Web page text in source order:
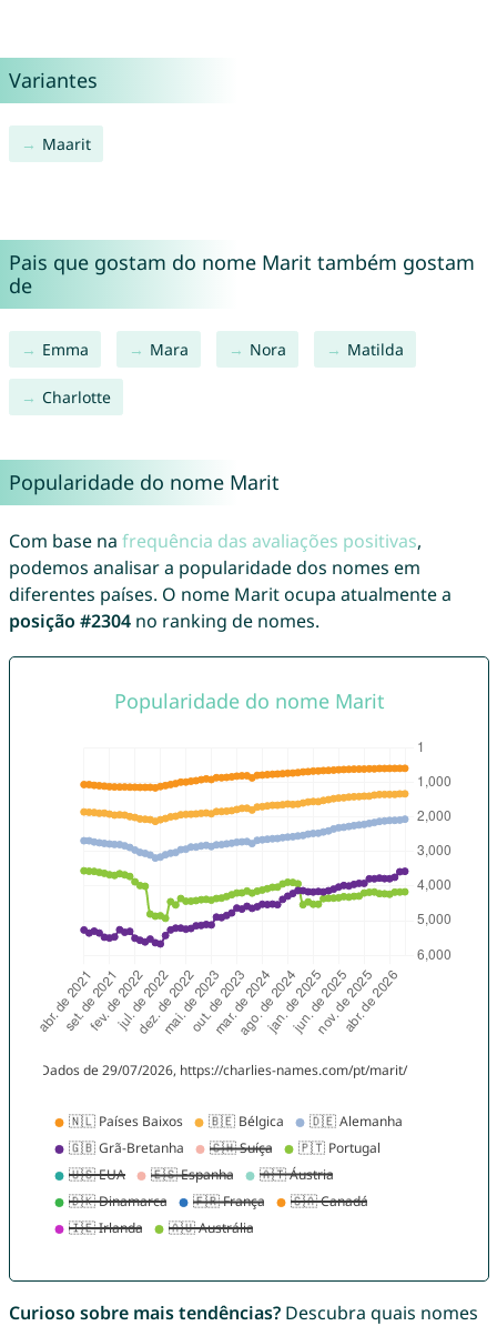
Variantes
Maarit
Pais que gostam do nome Marit também gostam
de
Emma Mara Nora Matilda
Charlotte
Popularidade do nome Marit
Com base na frequência das avaliações positivas,
podemos analisar a popularidade dos nomes em
diferentes países. O nome Marit ocupa atualmente a
posição #2304no ranking de nomes.
Curioso sobre mais tendências?Descubra quais nomes